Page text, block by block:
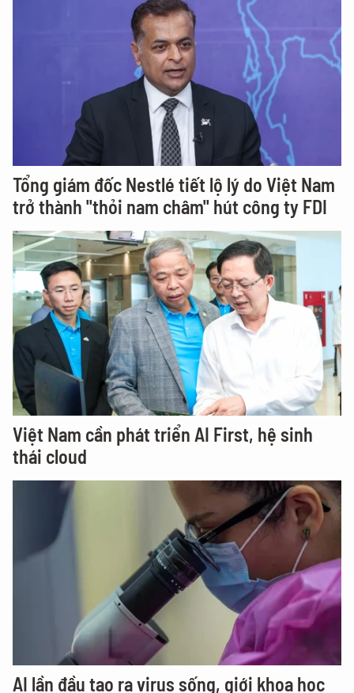
Tổng giám đốc Nestlé tiết lộ lý do Việt Nam
trở thành "thỏi nam châm" hút công ty FDI
Việt Nam cần phát triển AI First, hệ sinh
thái cloud
AI lần đầu tạo ra virus sống, giới khoa học